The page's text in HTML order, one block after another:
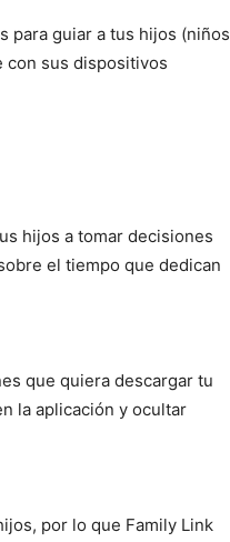
para guiar a tus hijos (niños
con sus dispositivos
hijos a tomar decisiones
el tiempo que dedican
que quiera descargar tu
la aplicación y ocultar
por lo que Family Link